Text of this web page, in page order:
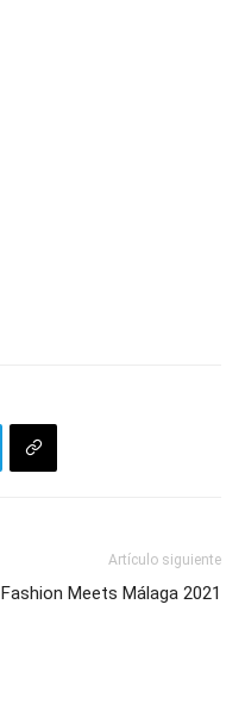
Artículo siguiente
Fashion Meets Málaga 2021